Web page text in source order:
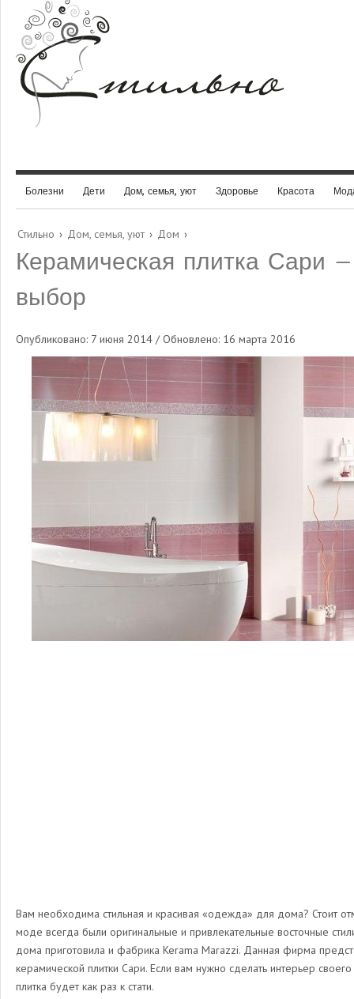
Болезни Дети Дом, семья, уют Здоровье Красота
Стильно › Дом, семья, уют › Дом ›
Керамическая плитка Сари
выбор
Опубликовано: 7 июня 2014 / Обновлено: 16 марта 2016
Вам необходима стильная и красивая «одежда» для дома? Стоит
моде всегда были оригинальные и привлекательные восточные
дома приготовила и фабрика Kerama Marazzi. Данная фирма
керамической плитки Сари. Если вам нужно сделать интерьер
плитка будет как раз к стати.